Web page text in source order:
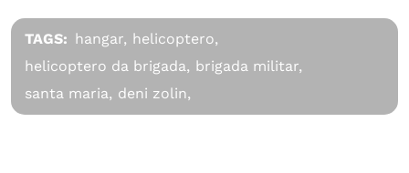
TAGS: hangar, helicoptero,
helicoptero da brigada, brigada militar,
santa maria, deni zolin,